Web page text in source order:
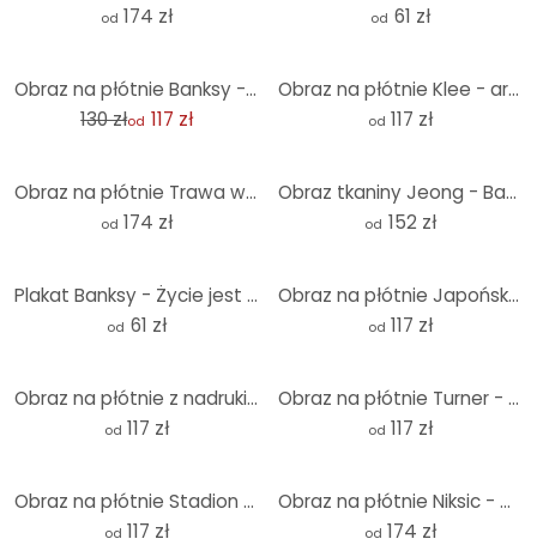
od 174 zł od 61 zł
Obraz na płótnie Banksy - Dziewczynka z czerwonym balonikiem
130 złod 117 zł
Obraz na płótnie Klee - architektura przestrzenna
od 117 zł
Obraz na płótnie Trawa wydmowa w wieczornym słońcu - Treechild - Panorama
od 174 zł
Obraz tkaniny Jeong - Bambus - Panorama
od 152 zł
Plakat Banksy - Życie jest krótkie
od 61 zł
Obraz na płótnie Japońska świątynia 2
od 117 zł
Obraz na płótnie z nadrukiem Klimt - Pocałunek
od 117 zł
Obraz na płótnie Turner - Zachód słońca nad jeziorem
od 117 zł
Obraz na płótnie Stadion FC Bayern choreo by day
od 117 zł
Obraz na płótnie Niksic - Golden Eye - Panorama
od 174 zł